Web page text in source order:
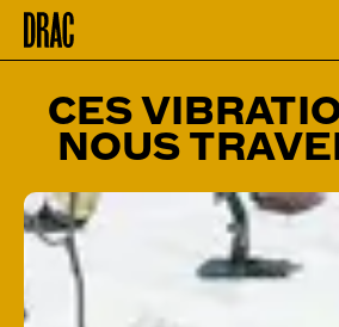
Accueil
CES
NOUS